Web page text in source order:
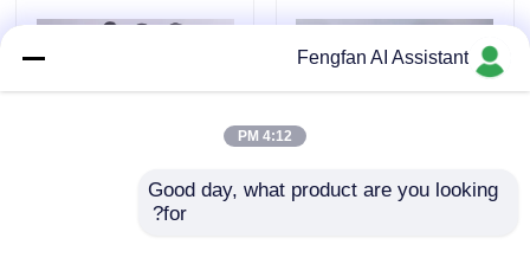
اطلب عرض أسعار
عملية سبيكة الزنك
Fengfan AI Assistant
4:12 PM
Good day, what product are you looking
for?